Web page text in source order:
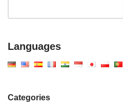
Languages
Categories